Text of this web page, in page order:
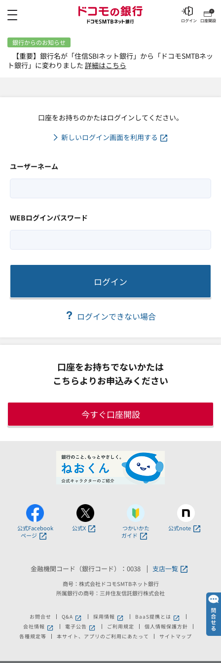
口座開設
ログイン
銀行からのお知らせ
【重要】銀行名が「住信SBIネット銀行」から「ドコモSMTBネッ
ト銀行」に変わりました 詳細はこちら
口座をお持ちのかたはログインしてください。
新しいログイン画面を利用する
ユーザーネーム
WEBログインパスワード
ログイン
ログインできない場合
口座をお持ちでないかたは
こちらよりお申込みください
今すぐ口座開設
公式Facebook
ページ
公式X
つかいかた
ガイド
公式note
金融機関コード（銀行コード）：0038 支店一覧
商号：株式会社ドコモSMTBネット銀行
所属銀行の商号：三井住友信託銀行株式会社
お問合せ Q&A 採用情報
BaaS提携とは
会社情報
電子公告 ご利用規定
個人情報保護方針
各種規定等
本サイト、アプリのご利用にあたって サイトマップ